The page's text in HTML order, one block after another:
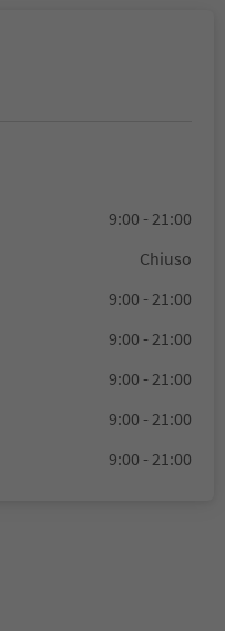
9:00 - 21:00
Chiuso
9:00 - 21:00
9:00 - 21:00
9:00 - 21:00
9:00 - 21:00
9:00 - 21:00